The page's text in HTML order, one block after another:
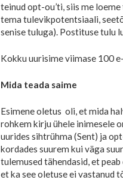
teinud opt-ou’ti, siis me
tema tulevikpotentsiaali,
senise tuluga). Postituse tulu
Kokku uurisime viimase 100
Mida teada saime
Esimene oletus oli, et mida
rohkem kirju ühele inimesele
uurides sihtrühma (Sent) ja
kordades suurem kui väga
tulemused tähendasid, et
et ka see oletuse ei vastanud